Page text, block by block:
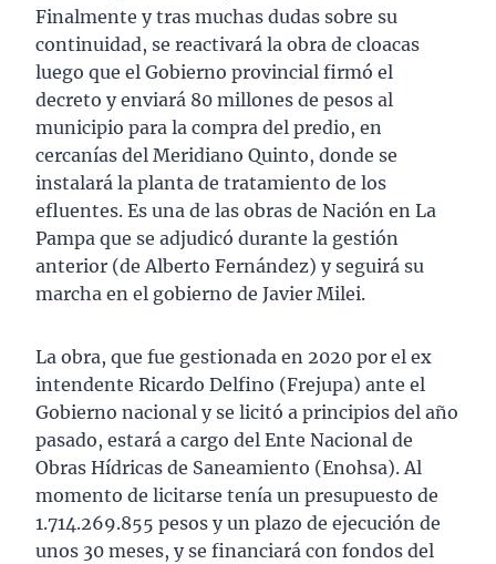
Finalmente y tras muchas dudas sobre su
continuidad, se reactivará la obra de cloacas
luego que el Gobierno provincial firmó el
decreto y enviará 80 millones de pesos al
municipio para la compra del predio, en
cercanías del Meridiano Quinto, donde se
instalará la planta de tratamiento de los
efluentes. Es una de las obras de Nación en La
Pampa que se adjudicó durante la gestión
anterior (de Alberto Fernández) y seguirá su
marcha en el gobierno de Javier Milei.
La obra, que fue gestionada en 2020 por el ex
intendente Ricardo Delfino (Frejupa) ante el
Gobierno nacional y se licitó a principios del año
pasado, estará a cargo del Ente Nacional de
Obras Hídricas de Saneamiento (Enohsa). Al
momento de licitarse tenía un presupuesto de
1.714.269.855 pesos y un plazo de ejecución de
unos 30 meses, y se financiará con fondos del